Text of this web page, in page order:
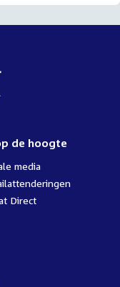
de hoogte
media
Direct